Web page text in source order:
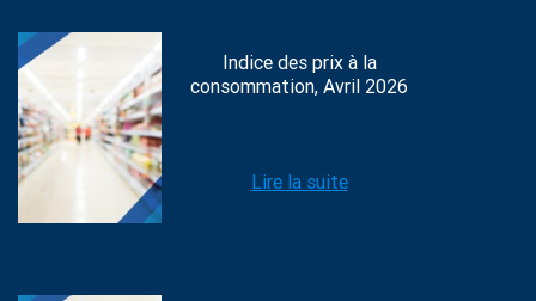
Indice des prix à la
consommation, Avril 2026
Lire la suite